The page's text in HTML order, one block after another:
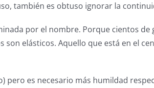
también es obtuso ignorar la
por el nombre. Porque cientos
elásticos. Aquello que está en el
es necesario más humildad